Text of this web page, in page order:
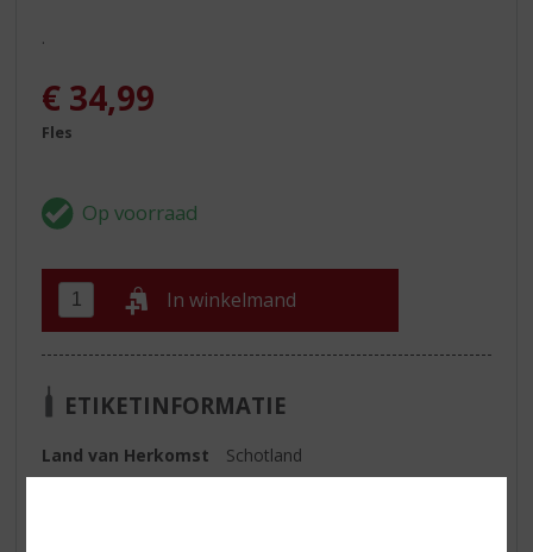
.
€ 34,99
Fles
In winkelmand
ETIKETINFORMATIE
Land van Herkomst
Schotland